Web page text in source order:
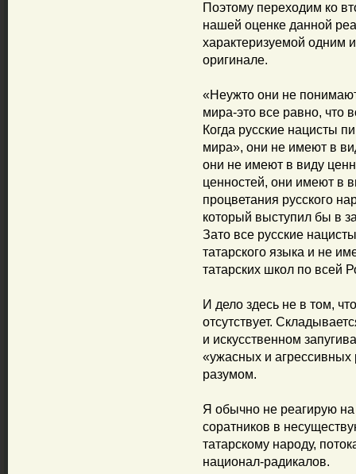
Поэтому переходим ко
нашей оценке данной
характеризуемой одним
оригинале.
«Неужто они не
мира-это все равно, что
Когда русские нацисты
мира», они не имеют в
они не имеют в виду
ценностей, они имеют в
процветания русского
который выступил бы в
Зато все русские
татарского языка и не
татарских школ по всей
И дело здесь не в том,
отсутствует.
и искусственном
«ужасных и агрессивных
разумом.
Я обычно не реагирую
соратников в
татарскому народу,
национал-радикалов.